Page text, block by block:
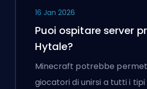
16 Jan 2026
Puoi ospitare server
Hytale?
Minecraft potrebbe
giocatori di unirsi a tutti i tipi